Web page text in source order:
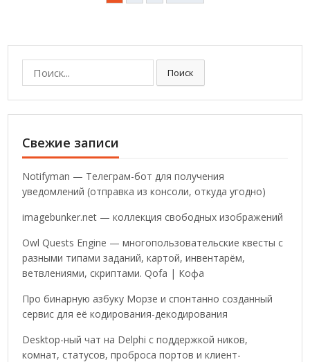
Поиск
Свежие записи
Notifyman — Телеграм-бот для получения
уведомлений (отправка из консоли, откуда угодно)
imagebunker.net — коллекция свободных изображений
Owl Quests Engine — многопользовательские квесты с
разными типами заданий, картой, инвентарём,
ветвлениями, скриптами. Qofa | Кофа
Про бинарную азбуку Морзе и спонтанно созданный
сервис для её кодирования-декодирования
Desktop-ный чат на Delphi с поддержкой ников,
комнат, статусов, проброса портов и клиент-